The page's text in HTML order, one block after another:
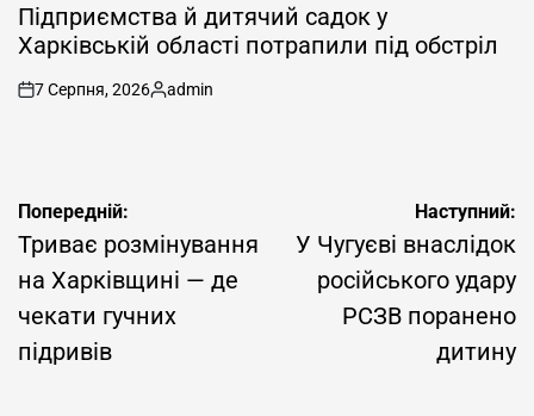
УПідприємства й дитячий садок у
Харківській області потрапили під обстріл
on
7 Серпня, 2026
Опубліковано
admin
Навігація
записів
Попередній:
Триває розмінування
на Харківщині — де
чекати гучних
підривів
Наступний:
У Чугуєві внаслідок
російського удару
РСЗВ поранено
дитину